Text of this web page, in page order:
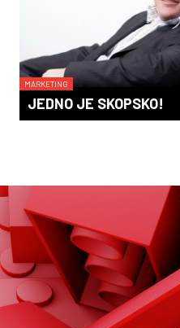
MARKETING
JEDNO JE SKOPSKO!